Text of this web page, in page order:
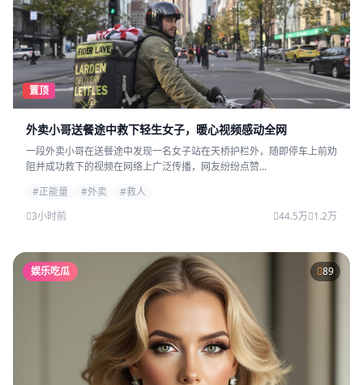
置顶
外卖小哥送餐途中救下轻生女子，暖心视频感动全网
一段外卖小哥在送餐途中发现一名女子站在天桥护栏外，随即停车上前劝
阻并成功救下的视频在网络上广泛传播，网友纷纷点赞...
#正能量
#外卖
#救人
3小时前
44.5万 1.2万
娱乐吃瓜 89